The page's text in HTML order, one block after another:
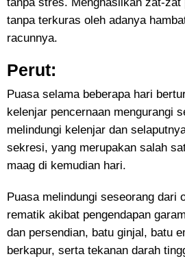
tanpa terkuras oleh adanya
racunnya.
Perut:
Puasa selama beberapa hari
kelenjar pencernaan mengurangi
melindungi kelenjar dan
sekresi, yang merupakan salah
maag di kemudian hari.
Puasa melindungi seseorang dari
rematik akibat pengendapan
dan persendian, batu ginjal, batu
berkapur, serta tekanan darah